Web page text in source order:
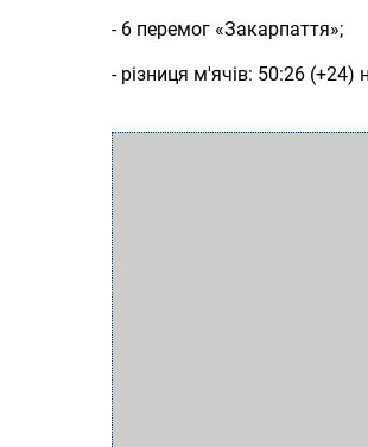
- 6 перемог «Закарпаття»;
- різниця м'ячів: 50:26 (+24)